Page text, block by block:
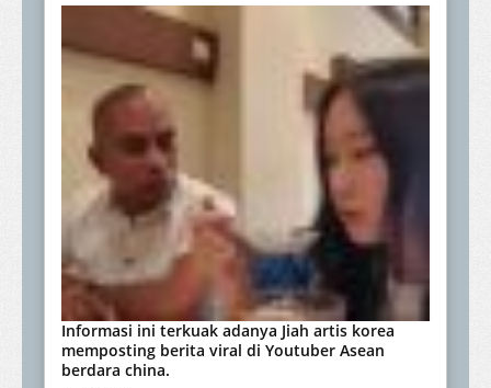
Informasi ini terkuak adanya Jiah artis korea
memposting berita viral di Youtuber Asean
berdara china.